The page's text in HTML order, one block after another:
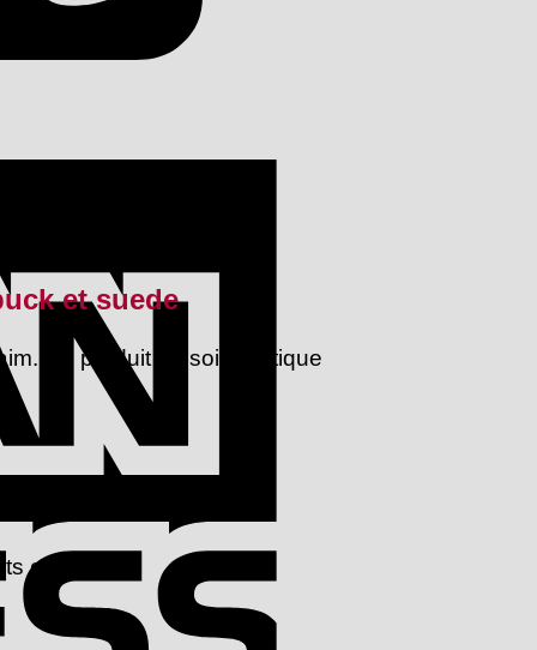
et suede
Ce produit de soin pratique
en cuir.